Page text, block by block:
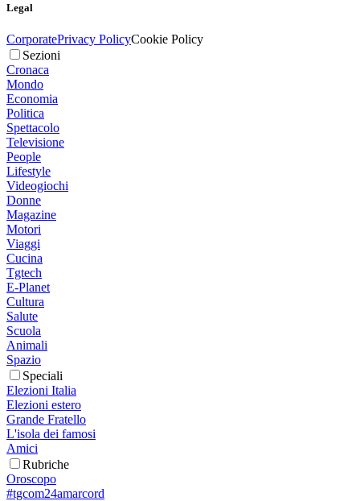
Legal
CorporatePrivacy PolicyCookie Policy
Sezioni
Cronaca
Mondo
Economia
Politica
Spettacolo
Televisione
People
Lifestyle
Videogiochi
Donne
Magazine
Motori
Viaggi
Cucina
Tgtech
E-Planet
Cultura
Salute
Scuola
Animali
Spazio
Speciali
Elezioni Italia
Elezioni estero
Grande Fratello
L'isola dei famosi
Amici
Rubriche
Oroscopo
#tgcom24amarcord